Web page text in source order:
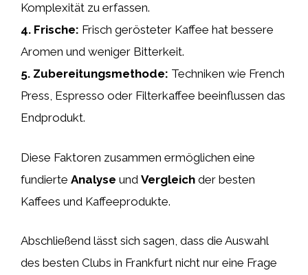
Komplexität zu erfassen.
4. Frische: Frisch gerösteter Kaffee hat bessere
Aromen und weniger Bitterkeit.
5. Zubereitungsmethode: Techniken wie French
Press, Espresso oder Filterkaffee beeinflussen das
Endprodukt.
Diese Faktoren zusammen ermöglichen eine
fundierte Analyse und Vergleich der besten
Kaffees und Kaffeeprodukte.
Abschließend lässt sich sagen, dass die Auswahl
des besten Clubs in Frankfurt nicht nur eine Frage